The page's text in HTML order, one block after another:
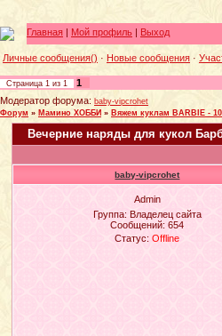
Главная | Мой профиль | Выход
Личные сообщения() · Новые сообщения ·
Страница 1 из 1
1
Модератор форума: baby-vipcrohet
Форум » Мамино ХОББИ » Вяжем куклам BARBIE -
Вечерние наряды для кукол
baby-vipcrohet
Admin
Группа: Владелец сайта
Сообщений:654
Статус:Offline